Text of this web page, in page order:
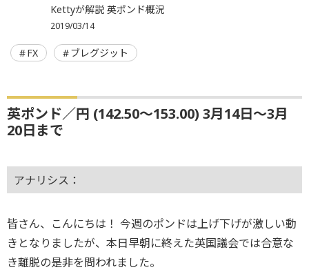
Kettyが解説 英ポンド概況
2019/03/14
FX ブレグジット
英ポンド／円 (142.50～153.00) 3月14日～3月
20日まで
アナリシス：
皆さん、こんにちは！ 今週のポンドは上げ下げが激しい動
きとなりましたが、本日早朝に終えた英国議会では合意な
き離脱の是非を問われました。